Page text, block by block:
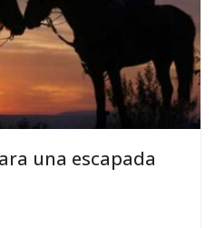
una escapada